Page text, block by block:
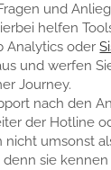
und
helfen
Analytics oder
und werfen
Journey.
nach den
der Hotline
nicht umsonst
sie